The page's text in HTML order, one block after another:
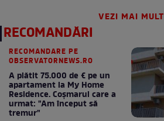
VEZI MAI MULT
RECOMANDĂRI
RECOMANDARE PE
OBSERVATORNEWS.RO
A plătit 75.000 de € pe un
apartament la My Home
Residence. Coşmarul care a
urmat: "Am început să
tremur"